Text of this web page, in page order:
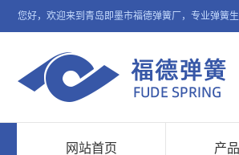
您好，欢迎来到青岛即墨市福德弹簧厂，专业弹簧生
网站首页 产